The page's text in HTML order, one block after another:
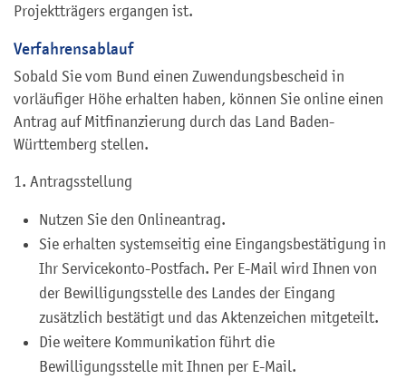
Projektträgers ergangen ist.
Verfahrensablauf
Sobald Sie vom Bund einen Zuwendungsbescheid in
vorläufiger Höhe erhalten haben, können Sie online einen
Antrag auf Mitfinanzierung durch das Land Baden-
Württemberg stellen.
1. Antragsstellung
Nutzen Sie den Onlineantrag.
Sie erhalten systemseitig eine Eingangsbestätigung in
Ihr Servicekonto-Postfach. Per E-Mail wird Ihnen von
der Bewilligungsstelle des Landes der Eingang
zusätzlich bestätigt und das Aktenzeichen mitgeteilt.
Die weitere Kommunikation führt die
Bewilligungsstelle mit Ihnen per E-Mail.